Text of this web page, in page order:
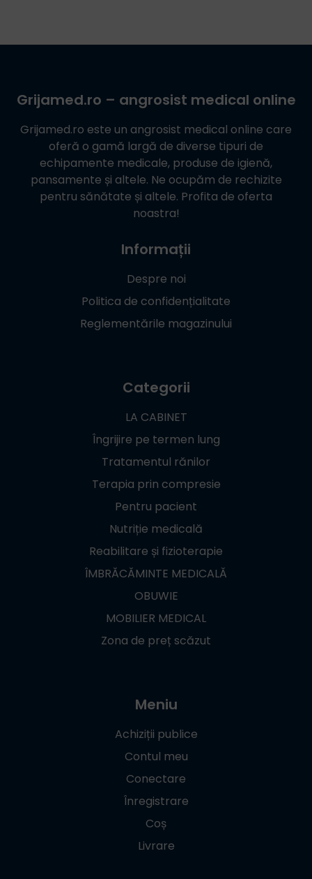
Grijamed.ro – angrosist medical online
Grijamed.ro este un angrosist medical online care
oferă o gamă largă de diverse tipuri de
echipamente medicale, produse de igienă,
pansamente și altele. Ne ocupăm de rechizite
pentru sănătate și altele. Profita de oferta
noastra!
Informații
Despre noi
Politica de confidențialitate
Reglementările magazinului
Categorii
LA CABINET
Îngrijire pe termen lung
Tratamentul rănilor
Terapia prin compresie
Pentru pacient
Nutriție medicală
Reabilitare și fizioterapie
ÎMBRĂCĂMINTE MEDICALĂ
OBUWIE
MOBILIER MEDICAL
Zona de preț scăzut
Meniu
Achiziții publice
Contul meu
Conectare
Înregistrare
Coș
Livrare